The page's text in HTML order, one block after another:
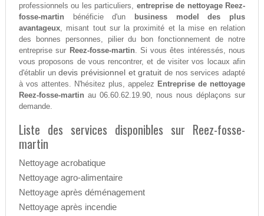
professionnels ou les particuliers, entreprise de nettoyage Reez-
fosse-martin bénéficie d'un
business model des plus
avantageux, misant tout sur la proximité et la mise en relation
des bonnes personnes, pilier du bon fonctionnement de notre
entreprise sur Reez-fosse-martin. Si vous êtes intéressés, nous
vous proposons de vous rencontrer, et de visiter vos locaux afin
d'établir undevis prévisionnel et gratuit de nos services adapté
à vos attentes. N'hésitez plus, appelez Entreprise de nettoyage
Reez-fosse-martin au 06.60.62.19.90, nous nous déplaçons sur
demande.
Liste des services disponibles sur Reez-fosse-
martin
Nettoyage acrobatique
Nettoyage agro-alimentaire
Nettoyage après déménagement
Nettoyage après incendie